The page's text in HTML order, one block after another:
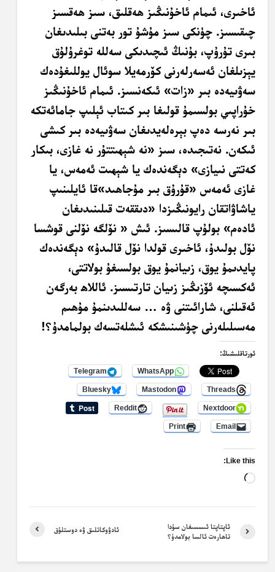
ئاخىرى، ئىمام ئاخۇنىڭىز ھەقلىق، سىز ھەقسىز
چىقىسىز. چۈنكى سىز مۇشۇ تور بەتنى بىلىدىغان
بىرى تۇرۇپ، بۇنىڭ ئىچىدىكى سەللە توغرۇلۇق
يېزىلغان ئەسەرلەرنى كۆرمەيلا سوئال يوللىغۇدەك
سەۋىيەدە بىر «زات» ئىكەنسىز. ئىمام ئاخۇنىڭىز
خۇراپىي بولسىمۇ قولىغا بىر كىتاب ئېلىپ جامائەتكە
بىر نەرسە دەپ بېرەلەيدىغان سەۋىيەدە بىر كىشى
ئىكەن. نەتىجىدە، سىز «نە شېھىتتۇر نە غازى، بىكار
كەتتى نىيازى» دېگەندەك يا شېھىت ئەمەس، يا
غازى ئەمەس «قۇرۇق بىر مۇجاھىد»قا ئايلىنىپ
ياشاۋاتقان رايونىڭىزدا «دىققەت قىلىنىدىغان
ئادەم» بولۇپ قالىسىز. ئىش « نۆلگە نۆلنى قوشسا
نۆل بولىدۇ، ئاخىرى قولدا نۆل قالىدۇ» دېگەندەك
پايدىمۇ يوق، زىيانمۇ يوق بولسىغۇ بولاتتى،
ئەكسىچە ئۆزىڭىز زىيان تارتىسىز. ئاللاھ بەرگەن
ئەقىلنى، شارائىتنى ۋە … سەللىدىنمۇ مۇھىم
مەسىلىلەرنى چۈشىنىشكە ئىشلەتسەك بولمامدۇ؟!
ئورتاقلىشىڭ:
WhatsApp
Telegram
Threads
Mastodon
Bluesky
Nextdoor
Reddit
Email
Print
Like this:
Loading…
ئادۋوكاتلىق ۋە دوستلۇق
ئاپتاپتا ئىسسىغان سۇدا
تاھارەت ئالسا بولامدۇ؟